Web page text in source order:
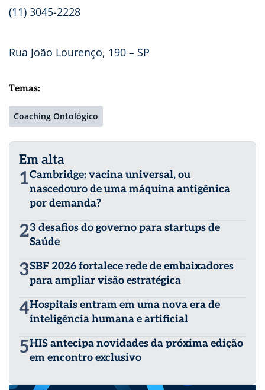
(11) 3045-2228
Rua João Lourenço, 190 – SP
Temas:
Coaching Ontológico
Em alta
1Cambridge: vacina universal, ou
nascedouro de uma máquina antigênica
por demanda?
23 desafios do governo para startups de
Saúde
3SBF 2026 fortalece rede de embaixadores
para ampliar visão estratégica
4Hospitais entram em uma nova era de
inteligência humana e artificial
5HIS antecipa novidades da próxima edição
em encontro exclusivo